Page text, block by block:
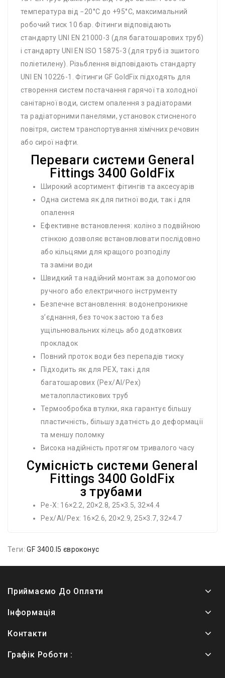
температура від −20°С до +95°С, максимальний
робочий тиск 10 бар. Фітинги відповідають
стандарту UNI EN 21000-3 (для багатошарових труб)
і стандарту UNI EN ISO 15875-3 (для труб із зшитого
поліетилену). Різьблення відповідають стандарту
UNI EN 10226-1. Фітинги GF GoldFix підходять для
створення систем постачання гарячої та холодної
санітарної води, систем опалення з радіаторами
та радіаторними панелями, установок стисненого
повітря, систем транспортування хімічних речовин
або сирої нафти.
Переваги системи General
Fittings 3400 GoldFix
Широкий асортимент фітингів та аксесуарів
Одна система як для питної води, так і для
опалення
Ефективне встановлення: коліно з подвійною
стінкою дозволяє встановлювати послідовно
або кільцями для кращого розподілу
та заміни води
Швидкий та надійний монтаж за допомогою
ручного або електричного інструменту
Безпечне встановлення: водонепроникне
з’єднання, без точок застою та без
ущільнювальних кілець або додаткових
прокладок
Повний проток води без перепадів тиску
Підходить як для PEX, так і для
багатошарових (Pex/Al/Pex)
металопластикових труб
Термообробка втулки, яка гарантує більшу
пластичність, більшу здатність до деформації
та меншу поломку
Висока надійність протягом тривалого часу
Сумісність системи General
Fittings 3400 GoldFix
з трубами
Pe-X: 16×2.2, 20×2.8, 25×3.5, 32×4.4
Pex/Al/Pex: 16×2.6, 20×2.9, 25×3.7, 32×4.7
Теги:GF 3400.I5 євроконус
Приймаємо До Оплати
Інформація
Контакти
Графік Роботи :